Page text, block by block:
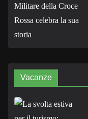
Vacanze